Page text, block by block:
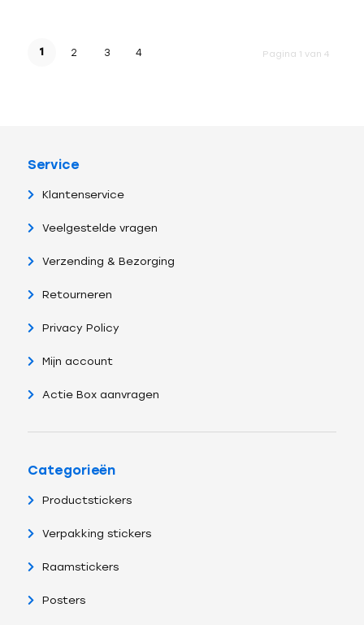
Pagina 1 van 4
1 2 3 4
Service
Klantenservice
Veelgestelde vragen
Verzending & Bezorging
Retourneren
Privacy Policy
Mijn account
Actie Box aanvragen
Categorieën
Productstickers
Verpakking stickers
Raamstickers
Posters